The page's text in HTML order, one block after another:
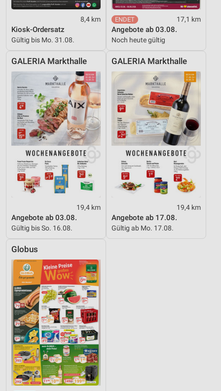
8,4 km
Kiosk-Ordersatz
Gültig bis Mo. 31.08.
17,1 km
Angebote ab 03.08.
Noch heute gültig
GALERIA Markthalle
19,4 km
Angebote ab 03.08.
Gültig bis So. 16.08.
GALERIA Markthalle
19,4 km
Angebote ab 17.08.
Gültig ab Mo. 17.08.
Globus